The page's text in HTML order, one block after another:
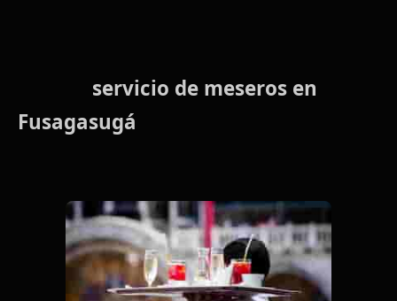
servicio de meseros en
Fusagasugá